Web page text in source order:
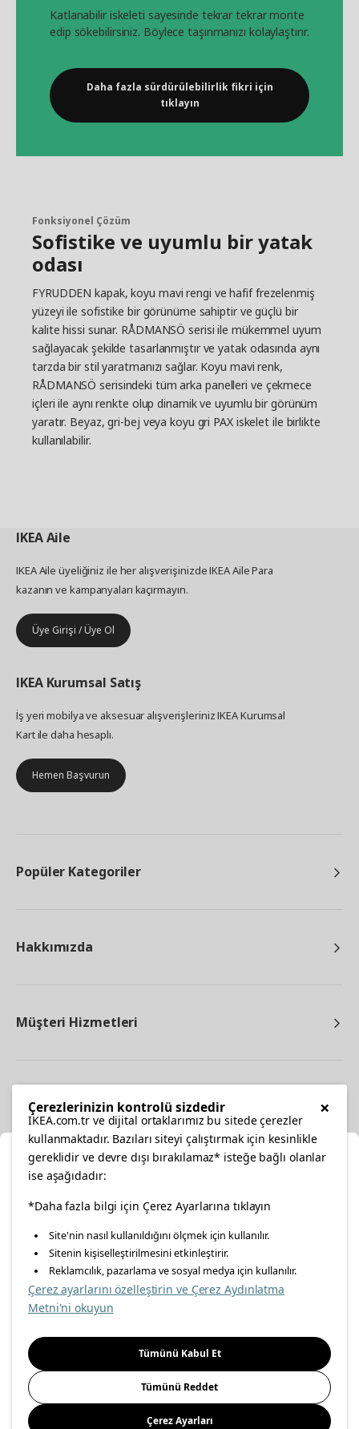
Katlanabilir iskeleti sayesinde tekrar tekrar monte
edip sökebilirsiniz. Böylece taşınmanızı kolaylaştırır.
Daha fazla sürdürülebilirlik fikri için
tıklayın
Fonksiyonel Çözüm
Sofistike ve uyumlu bir yatak
odası
FYRUDDEN kapak, koyu mavi rengi ve hafif frezelenmiş
yüzeyi ile sofistike bir görünüme sahiptir ve güçlü bir
kalite hissi sunar. RÅDMANSÖ serisi ile mükemmel uyum
sağlayacak şekilde tasarlanmıştır ve yatak odasında aynı
tarzda bir stil yaratmanızı sağlar. Koyu mavi renk,
RÅDMANSÖ serisindeki tüm arka panelleri ve çekmece
içleri ile aynı renkte olup dinamik ve uyumlu bir görünüm
yaratır. Beyaz, gri-bej veya koyu gri PAX iskelet ile birlikte
kullanılabilir.
IKEAAile
IKEA Aile üyeliğiniz ile her alışverişinizde IKEA Aile Para
kazanın ve kampanyaları kaçırmayın.
Üye Girişi / Üye Ol
IKEA Kurumsal Satış
İş yeri mobilya ve aksesuar alışverişleriniz IKEA Kurumsal
Kart ile daha hesaplı.
Hemen Başvurun
Popüler Kategoriler
Hakkımızda
Müşteri Hizmetleri
facebooktwitterinstagrampinterestyoutube
linkedin
Enerji Politikası Bilgi Güvenliği Politikası
Gıda Güvenliği Politikası
Önemli Bilgilendirme İnternet Sitesi Gizlilik Politikası
Kişisel Verilerin Korunması
Konumunuzu Seçin
İnternetten vereceğiniz siparişlerinizde size özel hizmet ve
içerikleri görebilmek için lütfen konumuzu seçin.
İl seçiniz
Seçiniz
×
Çerezlerinizin kontrolü sizdedir
IKEA.com.tr ve dijital ortaklarımız bu sitede çerezler
kullanmaktadır. Bazıları siteyi çalıştırmak için kesinlikle
gereklidir ve devre dışı bırakılamaz* isteğe bağlı olanlar
ise aşağıdadır:
*Daha fazla bilgi için Çerez Ayarlarına tıklayın
Site'nin nasıl kullanıldığını ölçmek için kullanılır.
Sitenin kişiselleştirilmesini etkinleştirir.
Reklamcılık, pazarlama ve sosyal medya için kullanılır.
Çerez ayarlarını özelleştirin ve Çerez Aydınlatma
Metni'ni okuyun
Tümünü Kabul Et
Tümünü Reddet
Çerez Ayarları